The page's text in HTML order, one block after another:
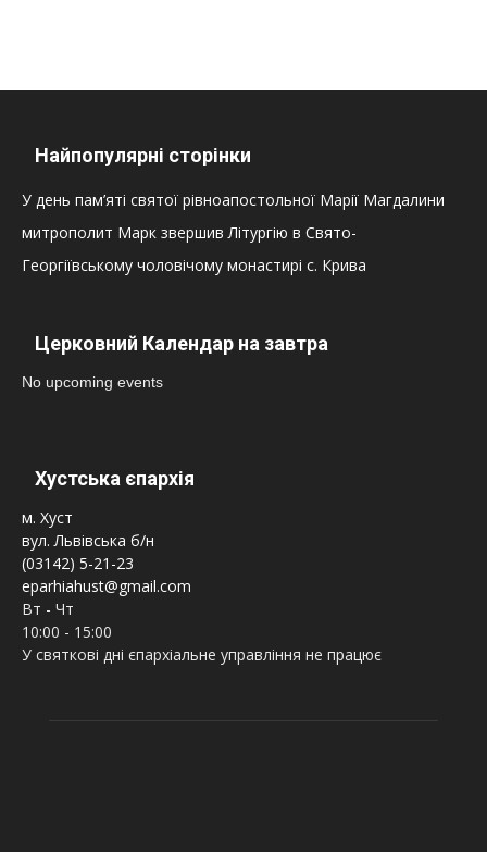
Найпопулярні сторінки
У день пам’яті святої рівноапостольної Марії Магдалини
митрополит Марк звершив Літургію в Свято-
Георгіївському чоловічому монастирі с. Крива
Церковний Календар на завтра
No upcoming events
Хустська єпархія
м. Хуст
вул. Львівська б/н
(03142) 5-21-23
eparhiahust@gmail.com
Вт - Чт
10:00 - 15:00
У святкові дні єпархіальне управління не працює